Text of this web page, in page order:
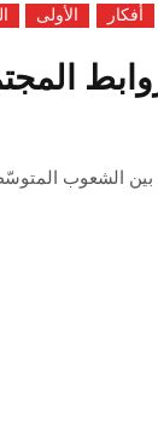
أفكار الأولى
الشعوب